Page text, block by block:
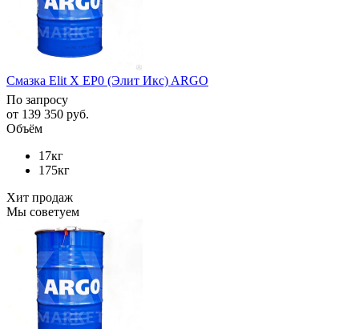
Смазка Elit X EP0 (Элит Икс) ARGO
По запросу
от 139 350 руб.
Объём
17кг
175кг
Хит продаж
Мы советуем